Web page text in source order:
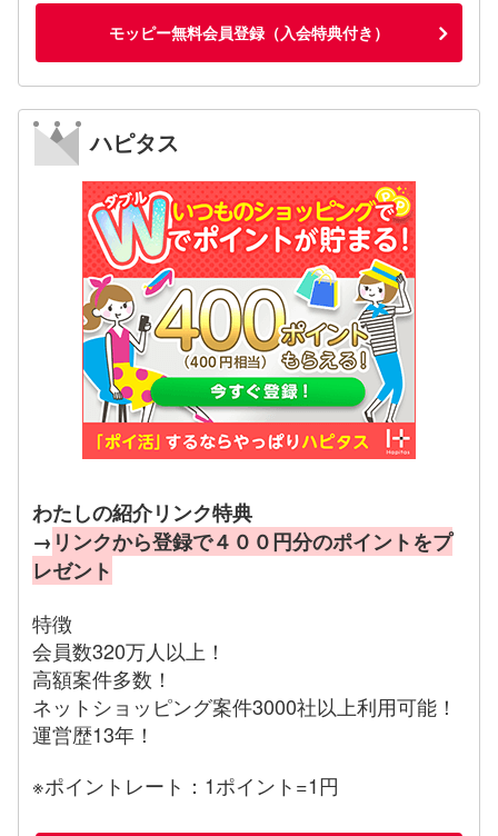
モッピー無料会員登録（入会特典付き）
ハピタス
わたしの紹介リンク特典
→ リンクから登録で４００円分のポイントをプ
レゼント
特徴
会員数320万人以上！
高額案件多数！
ネットショッピング案件3000社以上利用可能！
運営歴13年！
※ポイントレート：1ポイント=1円